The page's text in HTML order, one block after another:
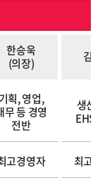
한승욱
(의장)
김
기획, 영업,
무 등 경영
전반
생산
EHS/
고경영자 최고